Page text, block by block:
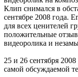
Клип снимался в
сентябре 2008 года.
для всех ценителей
положительные
видеоролика и
25 и 26 сентября
самой обсуждаемой